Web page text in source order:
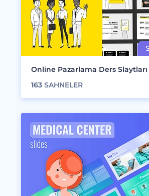
Online Pazarlama Ders Slaytları
163 SAHNELER